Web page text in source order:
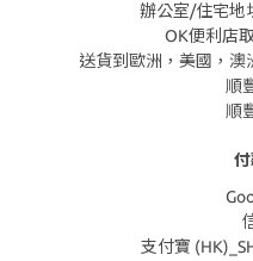
辦公室/住宅地
OK便利店
送貨到歐洲，美國，澳
順
順
支付寶